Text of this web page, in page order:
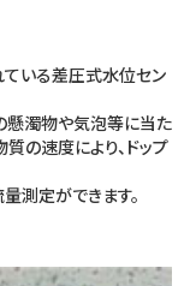
ている差圧式水位セン
懸濁物や気泡等に当た
の速度により、ドップ
測定ができます。